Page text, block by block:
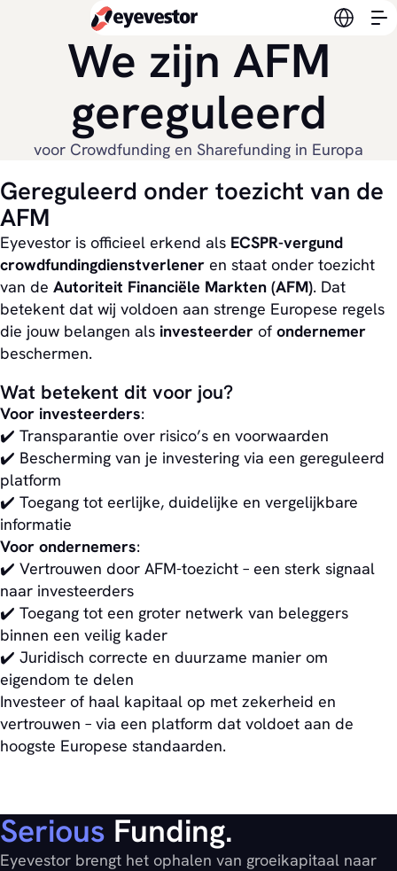
We zijn AFM
gereguleerd
voor Crowdfunding en Sharefunding in Europa
Gereguleerd onder toezicht van de
AFM
Eyevestor is officieel erkend als ECSPR-vergund
crowdfundingdienstverlener en staat onder toezicht
van de Autoriteit Financiële Markten (AFM). Dat
betekent dat wij voldoen aan strenge Europese regels
die jouw belangen als investeerder of ondernemer
beschermen.
Wat betekent dit voor jou?
Voor investeerders:
✔️ Transparantie over risico’s en voorwaarden
✔️ Bescherming van je investering via een gereguleerd
platform
✔️ Toegang tot eerlijke, duidelijke en vergelijkbare
informatie
Voor ondernemers:
✔️ Vertrouwen door AFM-toezicht – een sterk signaal
naar investeerders
✔️ Toegang tot een groter netwerk van beleggers
binnen een veilig kader
✔️ Juridisch correcte en duurzame manier om
eigendom te delen
Investeer of haal kapitaal op met zekerheid en
vertrouwen – via een platform dat voldoet aan de
hoogste Europese standaarden.
Serious Funding.
Eyevestor brengt het ophalen van groeikapitaal naar